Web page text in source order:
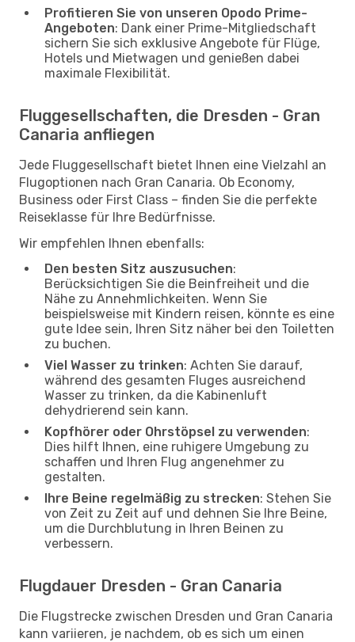
Profitieren Sie von unseren Opodo Prime-
Angeboten: Dank einer Prime-Mitgliedschaft
sichern Sie sich exklusive Angebote für Flüge,
Hotels und Mietwagen und genießen dabei
maximale Flexibilität.
Fluggesellschaften, die Dresden - Gran
Canaria anfliegen
Jede Fluggesellschaft bietet Ihnen eine Vielzahl an
Flugoptionen nach Gran Canaria. Ob Economy,
Business oder First Class – finden Sie die perfekte
Reiseklasse für Ihre Bedürfnisse.
Wir empfehlen Ihnen ebenfalls:
Den besten Sitz auszusuchen:
Berücksichtigen Sie die Beinfreiheit und die
Nähe zu Annehmlichkeiten. Wenn Sie
beispielsweise mit Kindern reisen, könnte es eine
gute Idee sein, Ihren Sitz näher bei den Toiletten
zu buchen.
Viel Wasser zu trinken: Achten Sie darauf,
während des gesamten Fluges ausreichend
Wasser zu trinken, da die Kabinenluft
dehydrierend sein kann.
Kopfhörer oder Ohrstöpsel zu verwenden:
Dies hilft Ihnen, eine ruhigere Umgebung zu
schaffen und Ihren Flug angenehmer zu
gestalten.
Ihre Beine regelmäßig zu strecken: Stehen Sie
von Zeit zu Zeit auf und dehnen Sie Ihre Beine,
um die Durchblutung in Ihren Beinen zu
verbessern.
Flugdauer Dresden - Gran Canaria
Die Flugstrecke zwischen Dresden und Gran Canaria
kann variieren, je nachdem, ob es sich um einen